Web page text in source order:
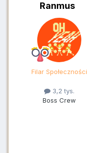
Ranmus
Filar Społeczności
3,2 tys.
Boss Crew